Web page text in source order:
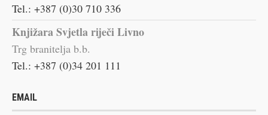
Tel.: +387 (0)30 710 336
Knjižara Svjetla riječi Livno
Trg branitelja b.b.
Tel.: +387 (0)34 201 111
EMAIL